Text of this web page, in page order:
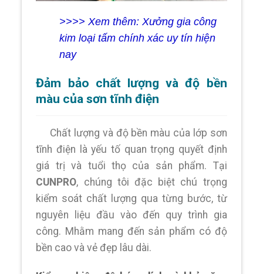
>>>> Xem thêm: Xưởng gia công
kim loại tấm chính xác uy tín hiện
nay
Đảm bảo chất lượng và độ bền
màu của sơn tĩnh điện
Chất lượng và độ bền màu của lớp sơn
tĩnh điện là yếu tố quan trọng quyết định
giá trị và tuổi thọ của sản phẩm. Tại
CUNPRO, chúng tôi đặc biệt chú trọng
kiểm soát chất lượng qua từng bước, từ
nguyên liệu đầu vào đến quy trình gia
công. Mhằm mang đến sản phẩm có độ
bền cao và vẻ đẹp lâu dài.